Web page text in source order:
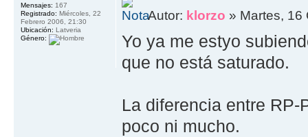
Autor: klorzo » Martes, 16
Yo ya me estyo
que no está saturado.
La diferencia entre
poco ni mucho.
Mensajes: 167
Registrado: Miércoles, 22
Febrero 2006, 21:30
Ubicación: Latveria
Género: